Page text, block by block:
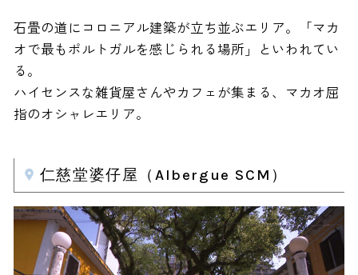
石畳の道にコロニアル建築が立ち並ぶエリア。「マカ
オで最もポルトガルを感じられる場所」といわれてい
る。
ハイセンスな雑貨屋さんやカフェが集まる、マカオ屈
指のオシャレエリア。
仁慈堂婆仔屋（Albergue SCM）